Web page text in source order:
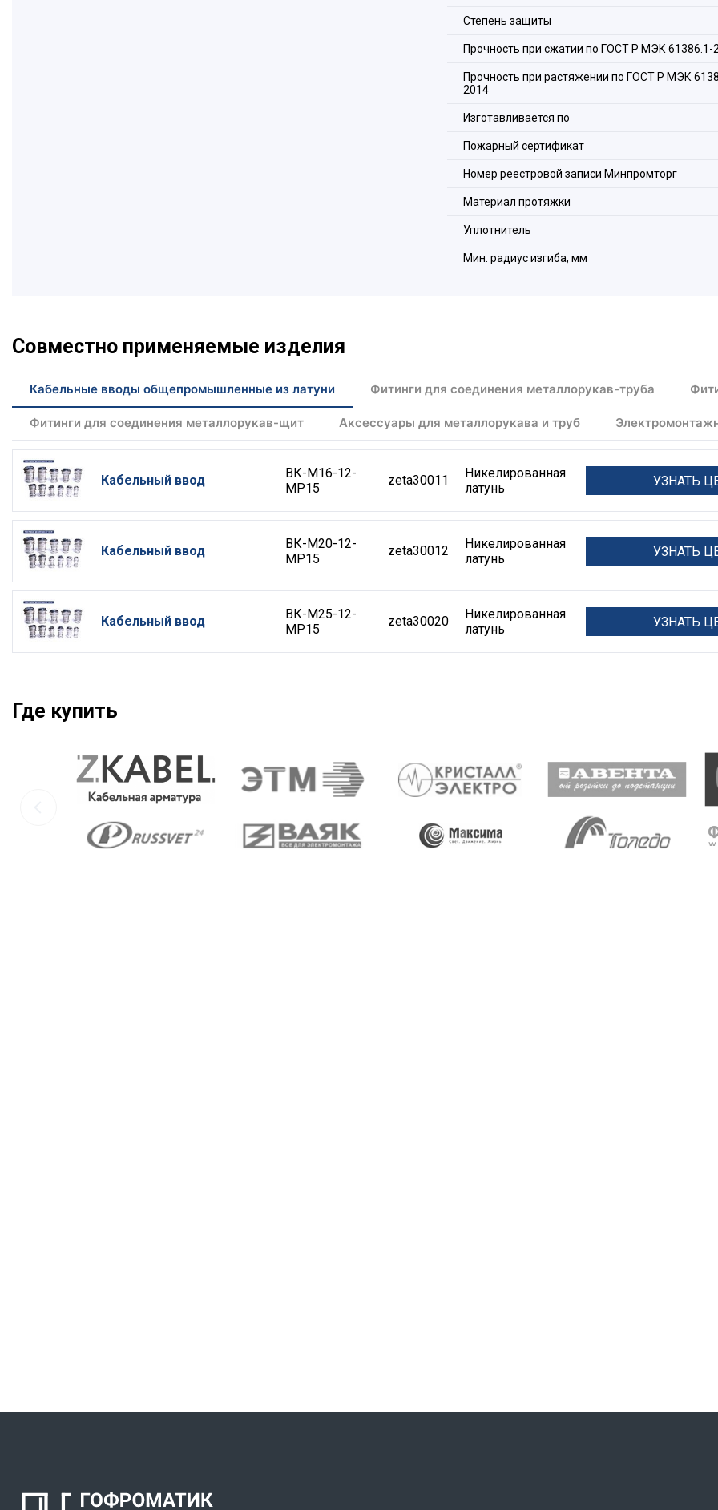
Степень защиты
Прочность при сжатии по ГОСТ Р МЭК 61386.1-
Прочность при растяжении по ГОСТ Р МЭК
2014
Изготавливается по
Пожарный сертификат
Номер реестровой записи Минпромторг
Материал протяжки
Уплотнитель
Мин. радиус изгиба, мм
Совместно применяемые изделия
Кабельные вводы общепромышленные из латуни Фитинги для соединения металлорукав-труба
Фитинги для соединения металлорукав-щит Аксессуары для металлорукава и труб
Кабельный ввод
ВК-М16-12-
МР15
zeta30011
Никелированная
латунь
УЗНАТЬ
Кабельный ввод
ВК-М20-12-
МР15
zeta30012
Никелированная
латунь
УЗНАТЬ
Кабельный ввод
ВК-М25-12-
МР15
zeta30020
Никелированная
латунь
УЗНАТЬ
Где купить